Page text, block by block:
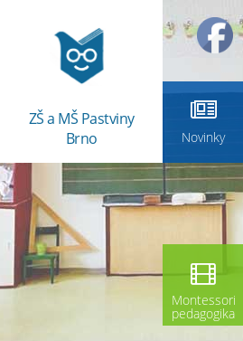
ZŠ a MŠ Pastviny
Brno
Novinky
Montessori
pedagogika